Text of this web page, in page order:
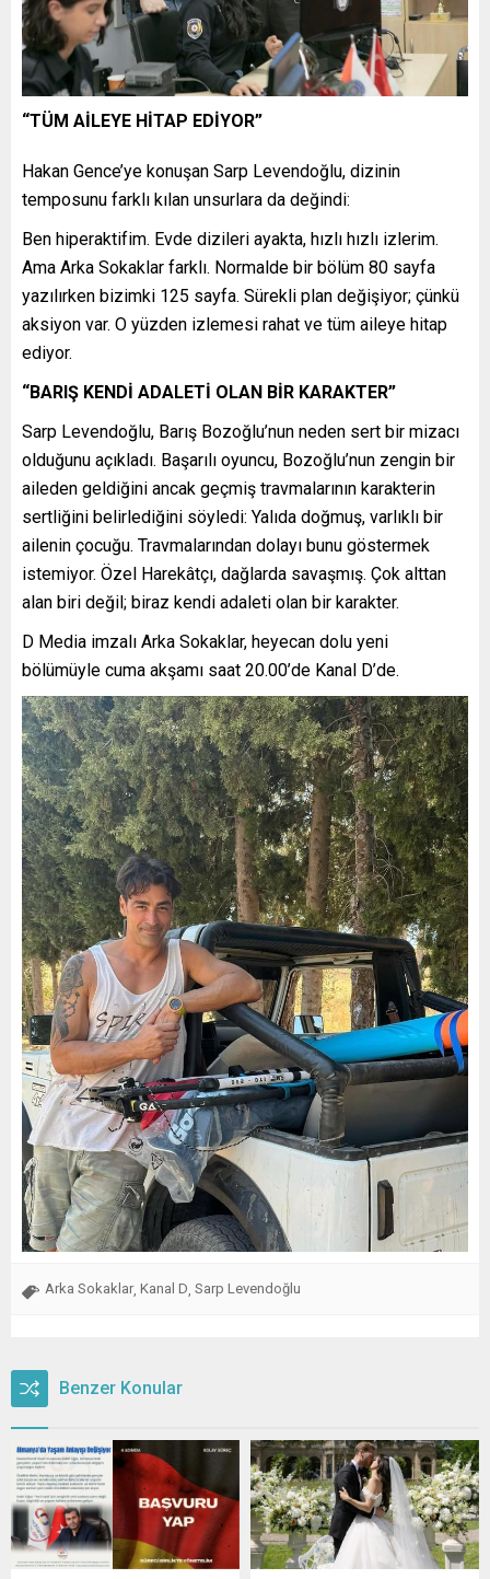
“TÜM AİLEYE HİTAP EDİYOR”
Hakan Gence’ye konuşan Sarp Levendoğlu, dizinin
temposunu farklı kılan unsurlara da değindi:
Ben hiperaktifim. Evde dizileri ayakta, hızlı hızlı izlerim.
Ama Arka Sokaklar farklı. Normalde bir bölüm 80 sayfa
yazılırken bizimki 125 sayfa. Sürekli plan değişiyor; çünkü
aksiyon var. O yüzden izlemesi rahat ve tüm aileye hitap
ediyor.
“BARIŞ KENDİ ADALETİ OLAN BİR KARAKTER”
Sarp Levendoğlu, Barış Bozoğlu’nun neden sert bir mizacı
olduğunu açıkladı. Başarılı oyuncu, Bozoğlu’nun zengin bir
aileden geldiğini ancak geçmiş travmalarının karakterin
sertliğini belirlediğini söyledi: Yalıda doğmuş, varlıklı bir
ailenin çocuğu. Travmalarından dolayı bunu göstermek
istemiyor. Özel Harekâtçı, dağlarda savaşmış. Çok alttan
alan biri değil; biraz kendi adaleti olan bir karakter.
D Media imzalı Arka Sokaklar, heyecan dolu yeni
bölümüyle cuma akşamı saat 20.00’de Kanal D’de.
Arka Sokaklar, Kanal D, Sarp Levendoğlu
Benzer Konular